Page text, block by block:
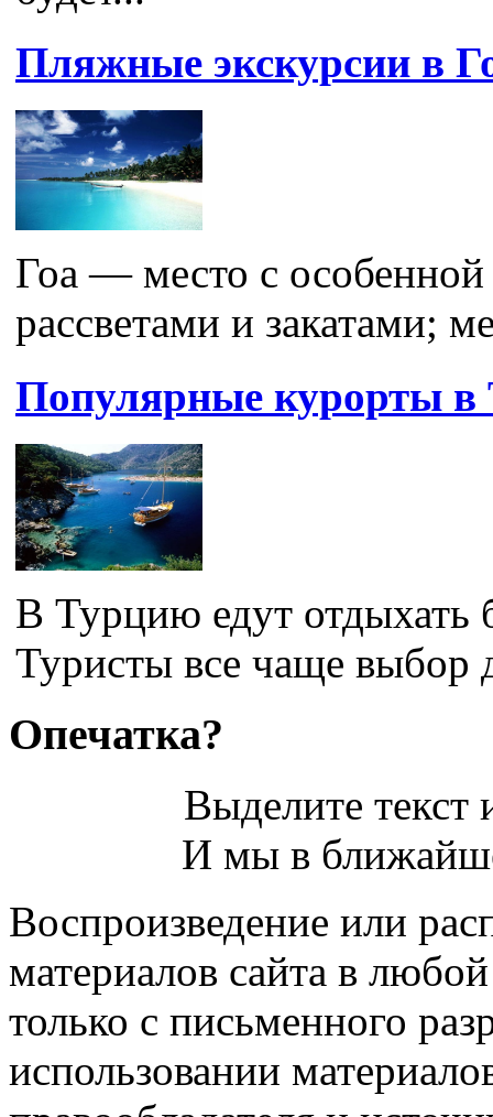
Пляжные экскурсии в
Гоа — место с особенной
рассветами и закатами;
Популярные курорты в
В Турцию едут отдыхать
Туристы все чаще выбор
Опечатка?
Выделите
И мы в
Воспроизведение или
материалов сайта в
только с письменного
использовании